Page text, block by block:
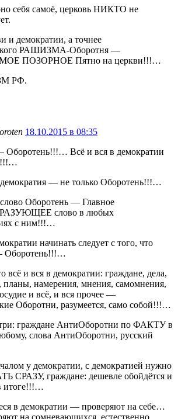
себя самоё, церковь НИКТО не
и демократии, а точнее
РАШИЗМА-Оборотня —
ПОЗОРНОЕ Пятно на церкви!!!…
РФ.
18.10.2015 в 08:35
Оборотень!!!… Всё и вся в демократии
— не только Оборотень!!!…
Оборотень — Главное
слово в любых
с ним!!!…
начинать следует с того, что
Оборотень!!!…
всё и вся в демократии: граждане, дела,
планы, намерения, мнения, самомнения,
и всё, и вся прочее —
Оборотни, разумеется, само собой!!!…
граждане АнтиОборотни по ФАКТУ в
слова АнтиОборотни, русский
у демократии, с демократией нужно
СРАЗУ, граждане: дешевле обойдётся и
итоге!!!…
в демократии — проверяют на себе…